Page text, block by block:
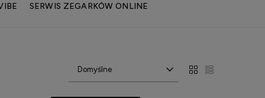
SERWIS ZEGARKÓW ONLINE